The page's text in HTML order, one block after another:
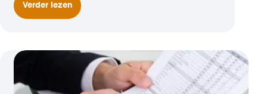
Verder lezenBestuurdersaansprakelijkheid